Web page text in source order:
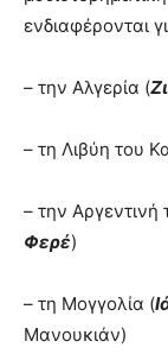
ενδιαφέρονται
– την Αλγερία (
– τη Λιβύη του
– την Αργεντινή
Φερέ)
– τη Μογγολία (
Μανουκιάν)